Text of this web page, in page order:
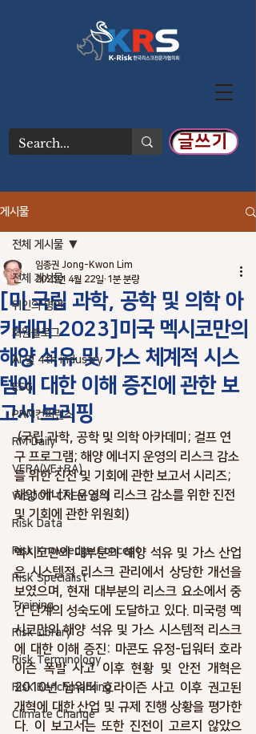
글쓰기
게시물
전체 게시물
위인의 명언
회원블로그
AI 및 4th industry
ESG
PRM컨퍼런스
RM Daily
VERA(VE+RA)
WSDOT CREM 소식
Risk Data
Risk Knowledge.Concept
Risk Specialist
Training
Risk Library
Risk Terminology
Risk Benchmarking
Climate Change
전체 게시물
[미 국립 과학, 공학 및 의학 아
카데미 2023]미국 멕시코만의
해양 석유 및 가스 체계적 시스
템에 대한 이해 증진에 관한 보
고서 브리핑
임종권 Jong-Kwon Lim
2023년 4월 22일 1분 분량
(국립 과학, 공학 및 의학 아카데미; 걸프 연
구 프로그램; 해양 에너지 운영의 리스크 감소
를 위한 진전 및 기회에 관한 보고서 시리즈;
해양 에너지 운영의 리스크 감소를 위한 진전
및 기회에 관한 위원회)
멕시코만의 대부분의 해양 석유 및 가스 산업
은 시스템적 리스크 관리에서 상당한 개선을
보였으며, 현재 대부분의 리스크 요소에서 중
간 단계의 성숙도에 도달하고 있다. 미국령 멕
시코만의 해양 석유 및 가스 시스템적 리스크
에 대한 이해 증진: 마콘도 유정-딥워터 호라
이즌 폭발 사고 이후 현황 및 안전 개혁은
2010년 딥워터 호라이즌 사고 이후 권고된
개혁에 대한 산업 및 규제 진행 상황을 평가한
다. 이 보고서는 또한 진전이 고르지 않았으